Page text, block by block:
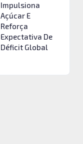
Impulsiona
Açúcar E
Reforça
Expectativa De
Déficit Global